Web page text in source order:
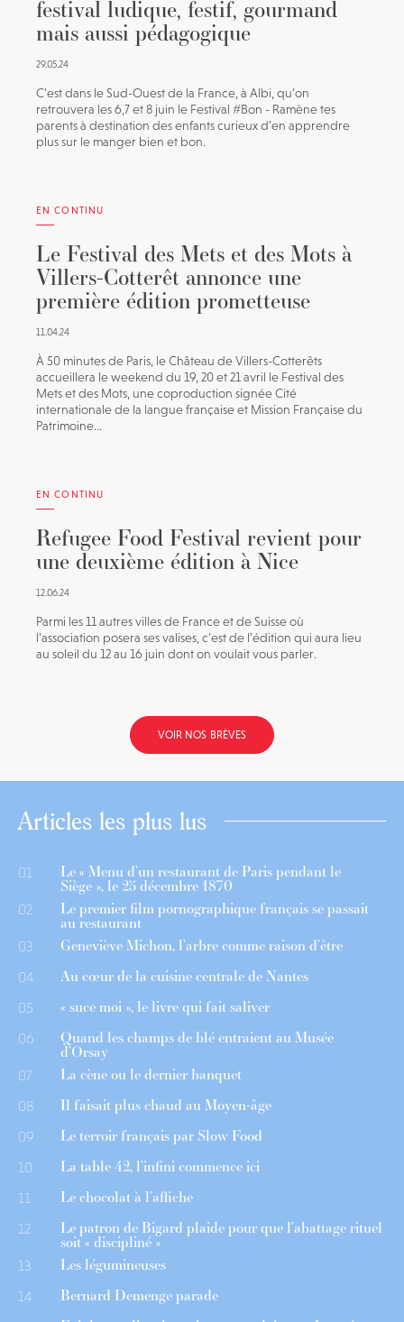
festival ludique, festif, gourmand
mais aussi pédagogique
29.05.24
C’est dans le Sud-Ouest de la France, à Albi, qu’on
retrouvera les 6,7 et 8 juin le Festival #Bon - Ramène tes
parents à destination des enfants curieux d’en apprendre
plus sur le manger bien et bon.
EN CONTINU
Le Festival des Mets et des Mots à
Villers-Cotterêt annonce une
première édition prometteuse
11.04.24
À 50 minutes de Paris, le Château de Villers-Cotterêts
accueillera le weekend du 19, 20 et 21 avril le Festival des
Mets et des Mots, une coproduction signée Cité
internationale de la langue française et Mission Française du
Patrimoine...
EN CONTINU
Refugee Food Festival revient pour
une deuxième édition à Nice
12.06.24
Parmi les 11 autres villes de France et de Suisse où
l’association posera ses valises, c’est de l’édition qui aura lieu
au soleil du 12 au 16 juin dont on voulait vous parler.
VOIR NOS BRÈVES
Articles les plus lus
01 Le « Menu d’un restaurant de Paris pendant le
Siège », le 25 décembre 1870
02 Le premier film pornographique français se passait
au restaurant
03 Geneviève Michon, l’arbre comme raison d’être
04 Au cœur de la cuisine centrale de Nantes
05 « suce moi », le livre qui fait saliver
06 Quand les champs de blé entraient au Musée
d’Orsay
07 La cène ou le dernier banquet
08 Il faisait plus chaud au Moyen-âge
09 Le terroir français par Slow Food
10 La table 42, l’infini commence ici
11 Le chocolat à l’affiche
12 Le patron de Bigard plaide pour que l’abattage rituel
soit « discipliné »
13 Les légumineuses
14 Bernard Demenge parade